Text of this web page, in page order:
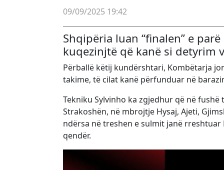
09/09/2025 19:42
Shqipëria luan “finalen” e
kuqezinjtë që kanë si detyrim
Përballë këtij kundërshtari, Kombëtarja
takime, të cilat kanë përfunduar në
Tekniku Sylvinho ka zgjedhur që në
Strakoshën, në mbrojtje Hysaj, Ajeti,
ndërsa në treshen e sulmit janë
qendër.